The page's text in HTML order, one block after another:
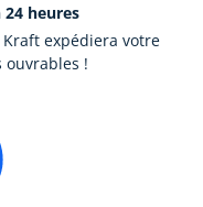
heures
expédiera votre
ouvrables !